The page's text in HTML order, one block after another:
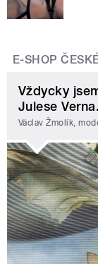
E-SHOP
Vždycky
Julese
Václav Žmolík,